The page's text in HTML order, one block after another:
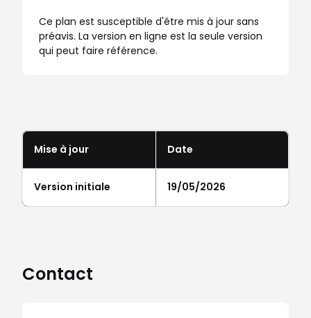
Ce plan est susceptible d'être mis à jour sans
préavis. La version en ligne est la seule version
qui peut faire référence.
Mise à jour Date
Version initiale 19/05/2026
Contact